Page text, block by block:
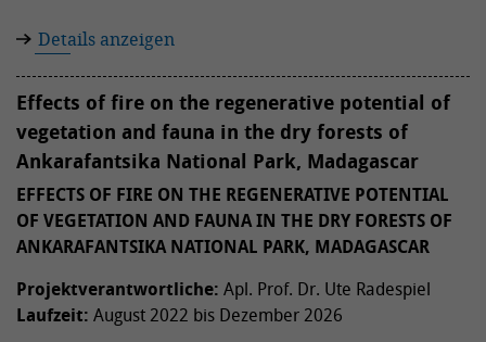
Details anzeigen
Effects of fire on the regenerative potential of
vegetation and fauna in the dry forests of
Ankarafantsika National Park, Madagascar
EFFECTS OF FIRE ON THE REGENERATIVE POTENTIAL
OF VEGETATION AND FAUNA IN THE DRY FORESTS OF
ANKARAFANTSIKA NATIONAL PARK, MADAGASCAR
Projektverantwortliche: Apl. Prof. Dr. Ute Radespiel
Laufzeit: August 2022 bis Dezember 2026